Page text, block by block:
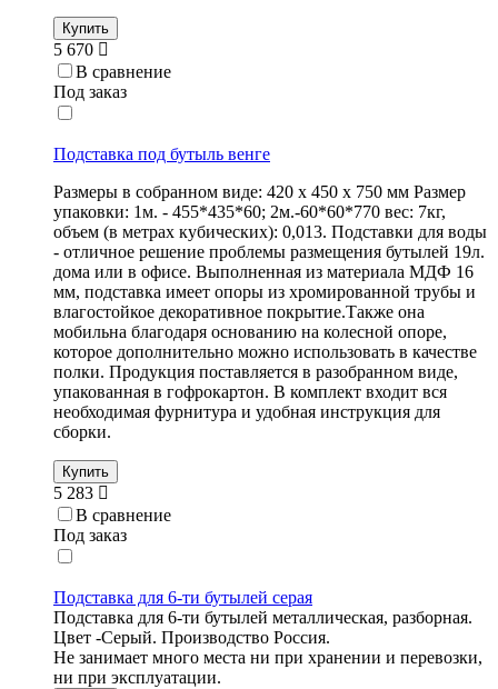
Купить
5 670
В сравнение
Под заказ
Подставка под бутыль венге
Размеры в собранном виде: 420 х 450 х 750 мм Размер
упаковки: 1м. - 455*435*60; 2м.-60*60*770 вес: 7кг,
объем (в метрах кубических): 0,013. Подставки для воды
- отличное решение проблемы размещения бутылей 19л.
дома или в офисе. Выполненная из материала МДФ 16
мм, подставка имеет опоры из хромированной трубы и
влагостойкое декоративное покрытие.Также она
мобильна благодаря основанию на колесной опоре,
которое дополнительно можно использовать в качестве
полки. Продукция поставляется в разобранном виде,
упакованная в гофрокартон. В комплект входит вся
необходимая фурнитура и удобная инструкция для
сборки.
Купить
5 283
В сравнение
Под заказ
Подставка для 6-ти бутылей серая
Подставка для 6-ти бутылей металлическая, разборная.
Цвет -Серый. Производство Россия.
Не занимает много места ни при хранении и перевозки,
ни при эксплуатации.